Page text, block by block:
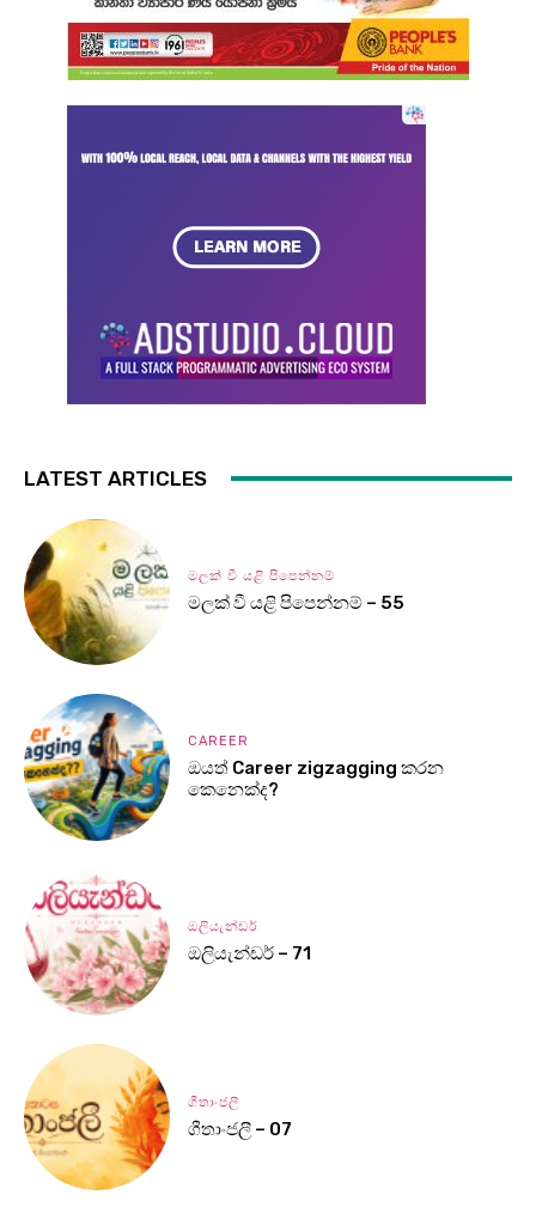
LATEST ARTICLES
මලක් වී යළි පිපෙන්නම්
මලක් වී යළි පිපෙන්නම් – 55
CAREER
ඔයත් Career zigzagging කරන
කෙනෙක්ද?
ඔලියැන්ඩර්
ඔලියැන්ඩර් – 71
ගීතාංජලී
ගීතාංජලී – 07